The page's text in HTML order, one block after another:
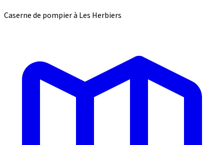
Caserne de pompier à Les Herbiers